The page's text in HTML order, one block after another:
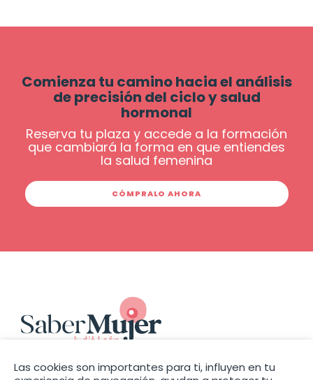
Comienza tu camino hacia el análisis
de precisión del ciclo y salud
hormonal
Reserva tu plaza y accede a la formación
que cambiará la forma en que entiendes
la salud femenina
CÓMPRALO AHORA
Las cookies son importantes para ti, influyen en tu